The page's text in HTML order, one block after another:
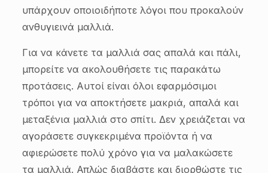
υπάρχουν οποιοιδήποτε λόγοι που προκαλούν
ανθυγιεινά μαλλιά.
Για να κάνετε τα μαλλιά σας απαλά και πάλι,
μπορείτε να ακολουθήσετε τις παρακάτω
προτάσεις. Αυτοί είναι όλοι εφαρμόσιμοι
τρόποι για να αποκτήσετε μακριά, απαλά και
μεταξένια μαλλιά στο σπίτι. Δεν χρειάζεται να
αγοράσετε συγκεκριμένα προϊόντα ή να
αφιερώσετε πολύ χρόνο για να μαλακώσετε
τα μαλλιά. Απλώς διαβάστε και διορθώστε τις